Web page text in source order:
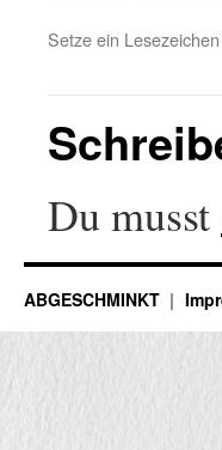
Setze ein
Du musst
ABGESCHMINKT